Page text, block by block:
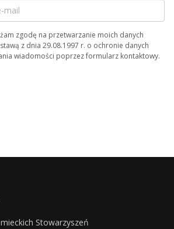
zgodę na przetwarzanie moich danych
z dnia 29.08.1997 r. o ochronie danych
wiadomości poprzez formularz kontaktowy.
Stowarzyszeń